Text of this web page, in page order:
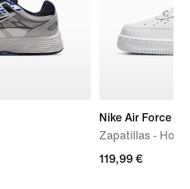
Nike Air Force 1
Zapatillas -
119,99 €
119,99 €